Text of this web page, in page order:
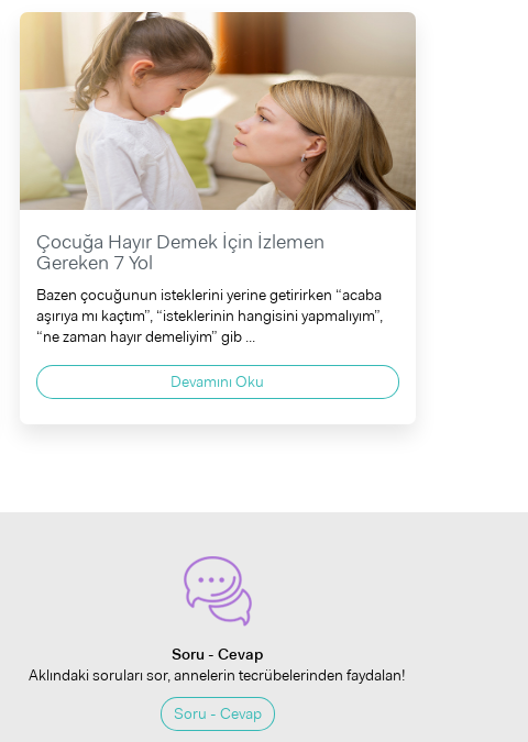
Çocuğa Hayır Demek İçin İzlemen
Gereken 7 Yol
Bazen çocuğunun isteklerini yerine getirirken “acaba
aşırıya mı kaçtım”, “isteklerinin hangisini yapmalıyım”,
“ne zaman hayır demeliyim” gib ...
Devamını Oku
Soru - Cevap
Aklındaki soruları sor, annelerin tecrübelerinden faydalan!
Soru - Cevap